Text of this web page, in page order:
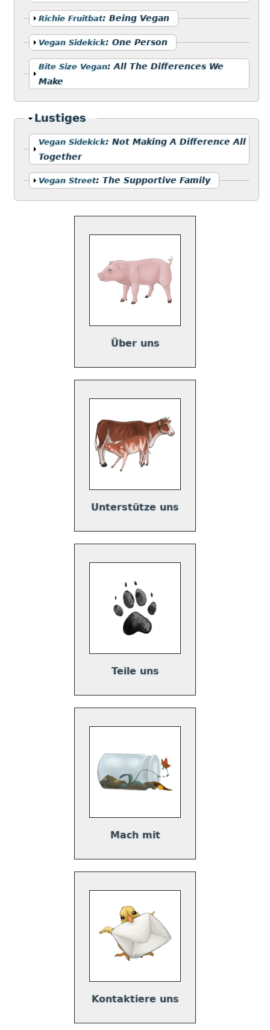
Anzeigen
Richie Fruitbat:Being Vegan
Anzeigen
Vegan Sidekick:One Person
Anzeigen
Bite Size Vegan:All The Differences We
Make
Ausblenden
Lustiges
Anzeigen
Vegan Sidekick:Not Making A Difference All
Together
Anzeigen
Vegan Street:The Supportive Family
Über uns
Unterstütze uns
Teile uns
Mach mit
Kontaktiere uns